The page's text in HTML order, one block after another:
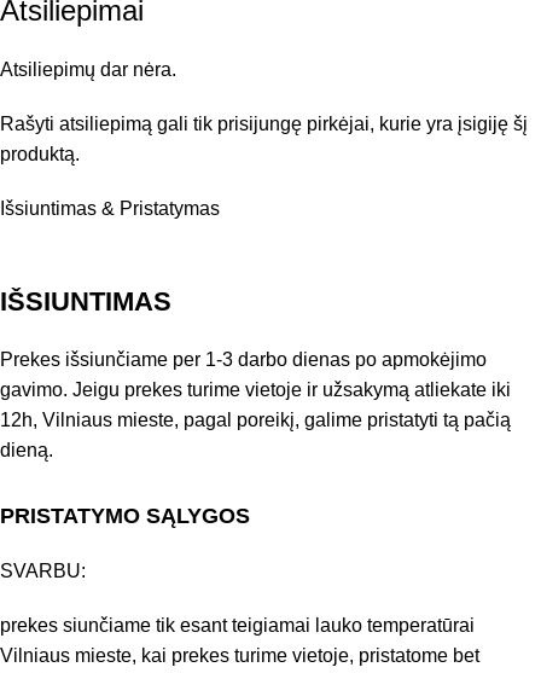
Atsiliepimai
Atsiliepimų dar nėra.
Rašyti atsiliepimą gali tik prisijungę pirkėjai, kurie yra įsigiję šį
produktą.
Išsiuntimas & Pristatymas
IŠSIUNTIMAS
Prekes išsiunčiame per 1-3 darbo dienas po apmokėjimo
gavimo. Jeigu prekes turime vietoje ir užsakymą atliekate iki
12h, Vilniaus mieste, pagal poreikį, galime pristatyti tą pačią
dieną.
PRISTATYMO SĄLYGOS
SVARBU:
prekes siunčiame tik esant teigiamai lauko temperatūrai
Vilniaus mieste, kai prekes turime vietoje, pristatome bet